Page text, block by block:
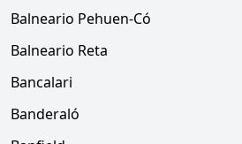
Balneario Pehuen-Có
Balneario Reta
Bancalari
Banderaló